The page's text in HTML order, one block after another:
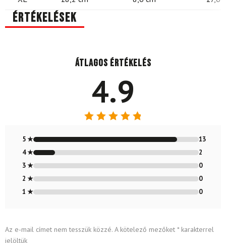
Értékelések
Átlagos értékelés
4.9
4.87/ 5
5 ★
13
4 ★
2
3 ★
0
2 ★
0
1 ★
0
Az e-mail címet nem tesszük közzé. A kötelező mezőket *karakterrel
jelöltük